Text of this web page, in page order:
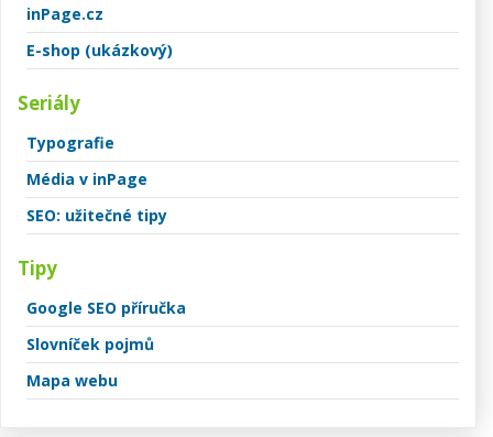
inPage.cz
E-shop (ukázkový)
Seriály
Typografie
Média v inPage
SEO: užitečné tipy
Tipy
Google SEO příručka
Slovníček pojmů
Mapa webu